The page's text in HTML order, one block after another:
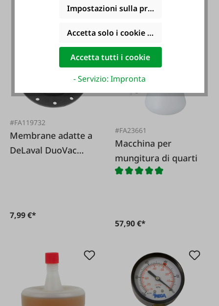
249,90 €*
#FA119732
Membrane adatte a
DeLaval DuoVac
7,99 €*
#FA23661
Macchina per
mungitura di quarti
57,90 €*
Impostazioni sulla privacy
Accetta solo i cookie funzionali
Accetta tutti i cookie
- Servizio: Impronta